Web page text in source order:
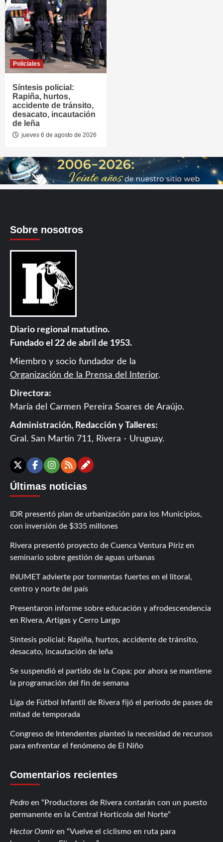
Policiales
Síntesis policial:
Rapiña, hurtos,
accidente de tránsito,
desacato, incautación
de leña
jueves 6 de agosto de 2026
Sobre nosotros
Diario regional matutino.
Fundado el 22 de abril de 1953.
Miembro y socio fundador de la
Organización de la Prensa del Interior.
Directora:
María del Carmen Pereira Soares de Araújo.
Administración, Redacción y Talleres:
Gral. San Martín 711, Rivera - Uruguay.
X Facebook
Instagram
RSSContáctanos
Últimas noticias
IDR presentó plan de urbanización para los Municipios,
con inversión de $335 millones
Rivera presentó proyecto de Cuenca Ventura Píriz en
seminario sobre gestión de aguas urbanas
INUMET advierte por tormentas fuertes en el litoral,
centro y norte del país
Presentaron informe sobre educación y afrodescendencia
en Rivera, Artigas y Cerro Largo
Síntesis policial: Rapiña, hurtos, accidente de tránsito,
desacato, incautación de leña
Se suspendió el partido de la Copa; por ahora se mantiene
la programación del fin de semana
Liga de Fútbol Infantil de Rivera fijó el período de pases de
mitad de temporada
Congreso de Intendentes planteó la necesidad de recursos
para enfrentar el fenómeno de El Niño
Comentarios recientes
Pedro en
Productores de Rivera contarán con un puesto
permanente en la Central Hortícola del Norte
Hector Osmiren
Vuelve el ciclismo en ruta para